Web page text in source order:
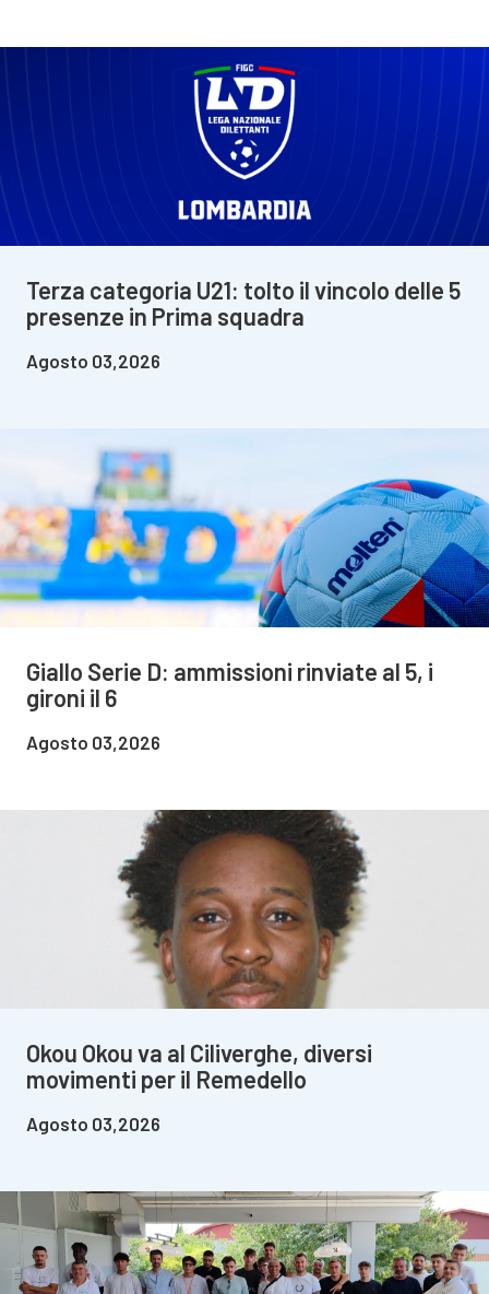
Terza categoria U21: tolto il vincolo delle 5
presenze in Prima squadra
Agosto 03,2026
Giallo Serie D: ammissioni rinviate al 5, i
gironi il 6
Agosto 03,2026
Okou Okou va al Ciliverghe, diversi
movimenti per il Remedello
Agosto 03,2026